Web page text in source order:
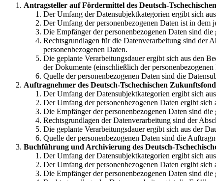
Antragsteller auf Fördermittel des Deutsch-
Der Umfang der Datensubjektkategorien ergibt sich
Der Umfang der personenbezogenen Daten ist in
Die Empfänger der personenbezogenen Daten sind
Rechtsgrundlagen für die Datenverarbeitung sind der
personenbezogenen Daten.
Die geplante Verarbeitungsdauer ergibt sich aus den
der Dokumente (einschließlich der personenbezogenen
Quelle der personenbezogenen Daten sind die
Auftragnehmer des Deutsch-Tschechischen
Der Umfang der Datensubjektkategorien ergibt sich
Der Umfang der personenbezogenen Daten ergibt
Die Empfänger der personenbezogenen Daten sind
Rechtsgrundlagen der Datenverarbeitung sind der
Die geplante Verarbeitungsdauer ergibt sich aus der
Quelle der personenbezogenen Daten sind die
Buchführung und Archivierung des Deutsch-
Der Umfang der Datensubjektkategorien ergibt sich
Der Umfang der personenbezogenen Daten ergibt
Die Empfänger der personenbezogenen Daten sind